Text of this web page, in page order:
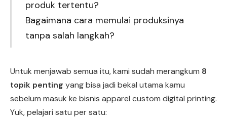
produk tertentu?
Bagaimana cara memulai produksinya
tanpa salah langkah?
Untuk menjawab semua itu, kami sudah merangkum 8
topik penting yang bisa jadi bekal utama kamu
sebelum masuk ke bisnis apparel custom digital printing.
Yuk, pelajari satu per satu: